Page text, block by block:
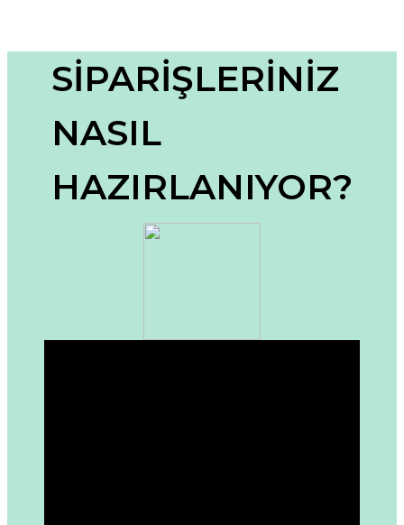
Görüş ve önerileriniz için teşekkür ederiz.
Ürün resmi kalitesiz, bozuk veya görüntülenemiyor.
Ürün açıklamasında eksik bilgiler bulunuyor.
Ürün fiyatı diğer sitelerden daha pahalı.
Bu ürüne benzer farklı alternatifler olmalı.
SİPARİŞLERİNİZ
NASIL
HAZIRLANIYOR?